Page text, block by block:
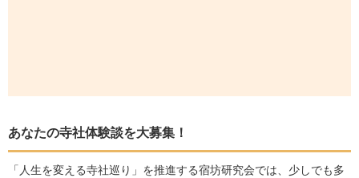
あなたの寺社体験談を大募集！
「人生を変える寺社巡り」を推進する宿坊研究会では、少しでも多